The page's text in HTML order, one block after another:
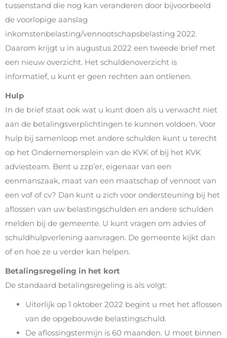
tussenstand die nog kan veranderen door bijvoorbeeld
de voorlopige aanslag
inkomstenbelasting/vennootschapsbelasting 2022.
Daarom krijgt u in augustus 2022 een tweede brief met
een nieuw overzicht. Het schuldenoverzicht is
informatief, u kunt er geen rechten aan ontlenen.
Hulp
In de brief staat ook wat u kunt doen als u verwacht niet
aan de betalingsverplichtingen te kunnen voldoen. Voor
hulp bij samenloop met andere schulden kunt u terecht
op het Ondernemersplein van de KVK of bij het KVK
adviesteam. Bent u zzp’er, eigenaar van een
eenmanszaak, maat van een maatschap of vennoot van
een vof of cv? Dan kunt u zich voor ondersteuning bij het
aflossen van uw belastingschulden en andere schulden
melden bij de gemeente. U kunt vragen om advies of
schuldhulpverlening aanvragen. De gemeente kijkt dan
of en hoe ze u verder kan helpen.
Betalingsregeling in het kort
De standaard betalingsregeling is als volgt:
Uiterlijk op 1 oktober 2022 begint u met het aflossen
van de opgebouwde belastingschuld.
De aflossingstermijn is 60 maanden. U moet binnen